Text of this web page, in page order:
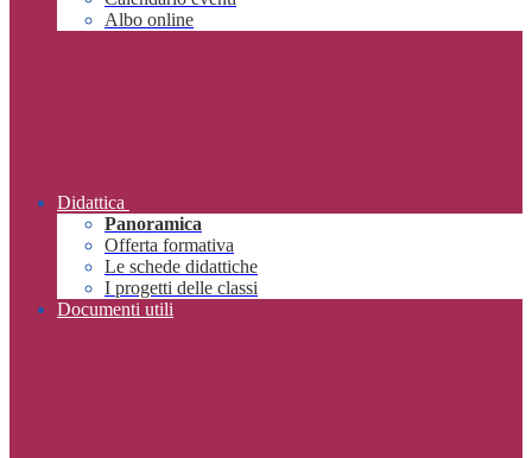
Albo online
Didattica
Panoramica
Offerta formativa
Le schede didattiche
I progetti delle classi
Documenti utili